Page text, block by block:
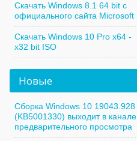
Скачать Windows 8.1 64 bit с
официального сайта Microsoft
Скачать Windows 10 Pro x64 -
x32 bit ISO
Новые
Сборка Windows 10 19043.928
(KB5001330) выходит в канале
предварительного просмотра